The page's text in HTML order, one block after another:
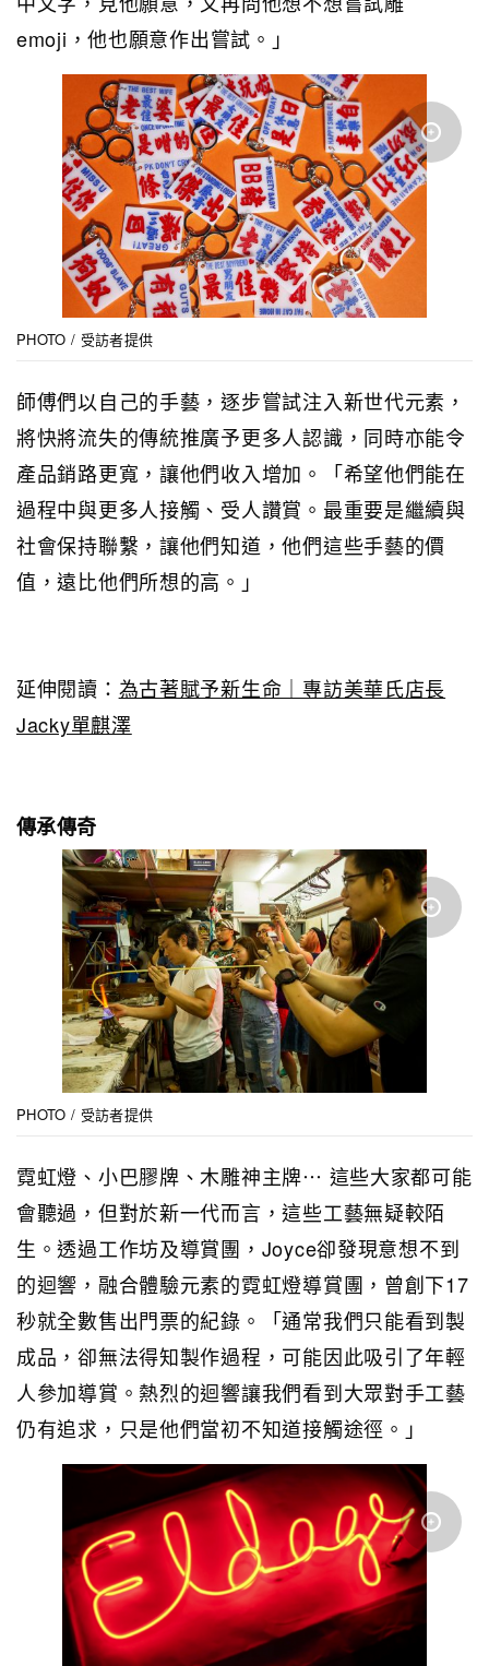
emoji，他也願意作出嘗試。」
PHOTO / 受訪者提供
師傅們以自己的手藝，逐步嘗試注入新世代元素，
將快將流失的傳統推廣予更多人認識，同時亦能令
產品銷路更寬，讓他們收入增加。「希望他們能在
過程中與更多人接觸、受人讚賞。最重要是繼續與
社會保持聯繫，讓他們知道，他們這些手藝的價
值，遠比他們所想的高。」
延伸閱讀： 為古著賦予新生命｜專訪美華氏店長
Jacky單麒澤
傳承傳奇
PHOTO / 受訪者提供
霓虹燈、小巴膠牌、木雕神主牌⋯ 這些大家都可能
會聽過，但對於新一代而言，這些工藝無疑較陌
生。透過工作坊及導賞團，Joyce卻發現意想不到
的迴響，融合體驗元素的霓虹燈導賞團，曾創下17
秒就全數售出門票的紀錄。「通常我們只能看到製
成品，卻無法得知製作過程，可能因此吸引了年輕
人參加導賞。熱烈的迴響讓我們看到大眾對手工藝
仍有追求，只是他們當初不知道接觸途徑。」